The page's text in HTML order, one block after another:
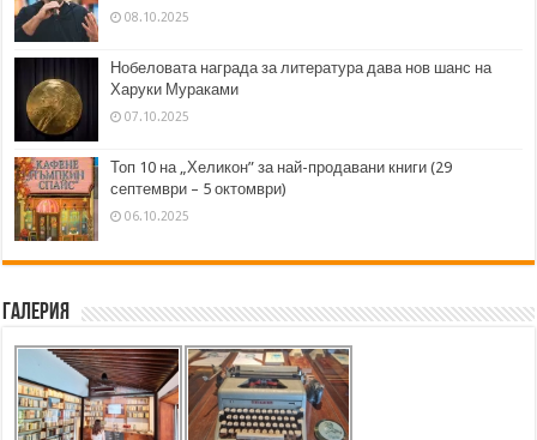
08.10.2025
Нобеловата награда за литература дава нов шанс на
Харуки Мураками
07.10.2025
Топ 10 на „Хеликон” за най-продавани книги (29
септември – 5 октомври)
06.10.2025
Галерия